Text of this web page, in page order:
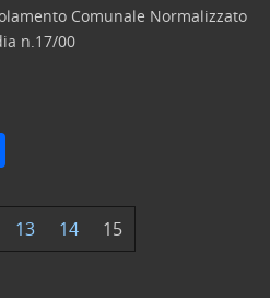
Comunale Normalizzato
n.17/00
n
di
13 14 15